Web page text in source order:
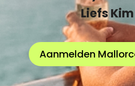
Liefs Kim
Aanmelden